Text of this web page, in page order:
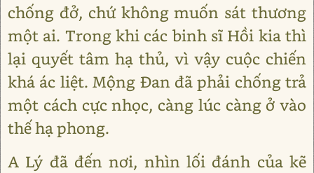
chống đở, chứ không muốn sát thương
một ai. Trong khi các binh sĩ Hồi kia thì
lại quyết tâm hạ thủ, vì vậy cuộc chiến
khá ác liệt. Mộng Ðan đã phải chống trả
một cách cực nhọc, càng lúc càng ở vào
thế hạ phong.
A Lý đã đến nơi, nhìn lối đánh của kẽ